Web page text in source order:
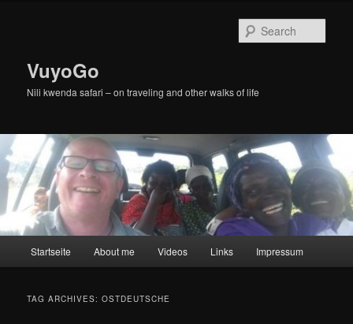
VuyoGo
Nili kwenda safari – on traveling and other walks of life
Startseite About me Videos Links Impressum
TAG ARCHIVES:OSTDEUTSCHE